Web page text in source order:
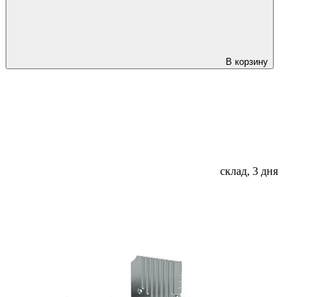
В корзину
склад, 3 дня